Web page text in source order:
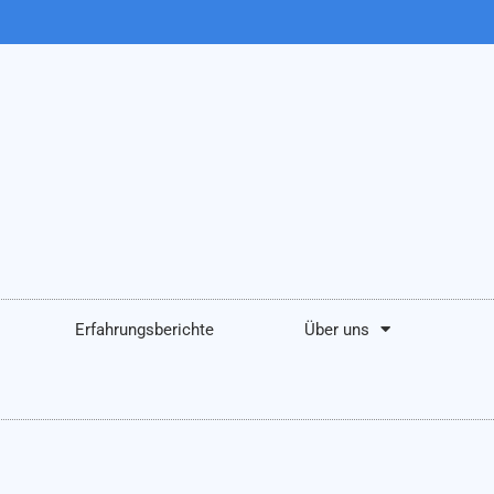
Erfahrungsberichte Über uns